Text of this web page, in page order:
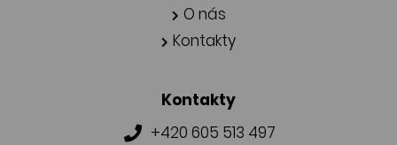
O nás
Kontakty
Kontakty
+420 605 513 497